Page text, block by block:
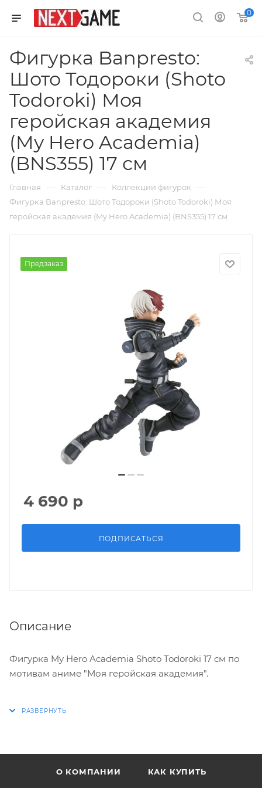
0
Фигурка Banpresto:
Шото Тодороки (Shoto
Todoroki) Моя
геройская академия
(My Hero Academia)
(BNS355) 17 см
Главная — Каталог — Коллекции фигурок —
Фигурка Banpresto: Шото Тодороки (Shoto Todoroki) Моя
геройская академия (My Hero Academia) (BNS355) 17 см
Предзаказ
4 690 р
ПОДПИСАТЬСЯ
Описание
Фигурка My Hero Academia Shoto Todoroki 17 см по
мотивам аниме "Моя геройская академия".
О КОМПАНИИ КАК КУПИТЬ